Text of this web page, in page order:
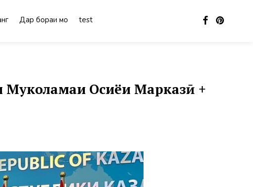
Дар бораи мо test
Осиёи Марказӣ +